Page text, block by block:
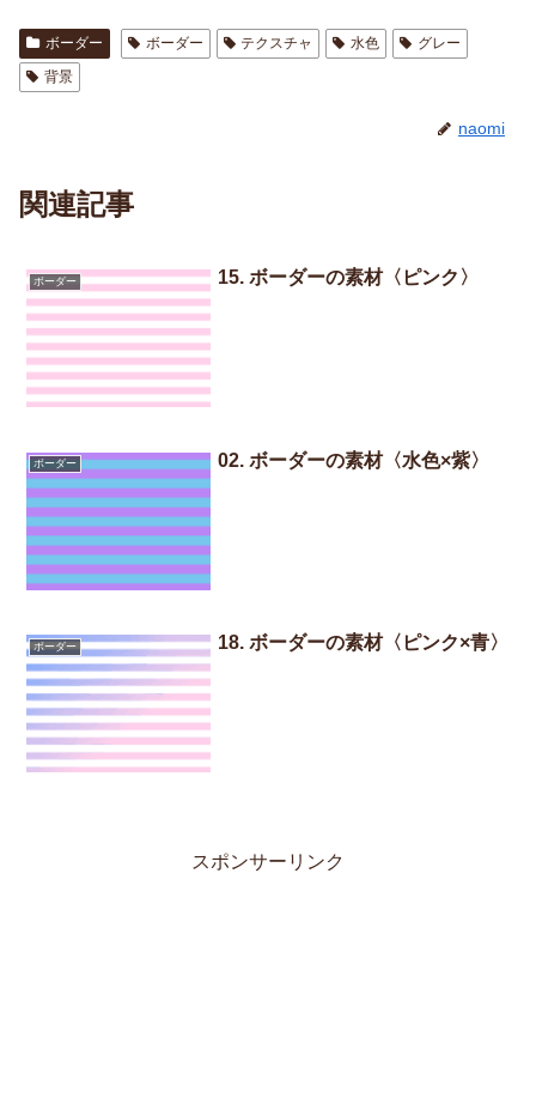
ボーダー ボーダー テクスチャ 水色
グレー
背景
naomi
関連記事
ボーダー 15. ボーダーの素材〈ピンク〉
ボーダー 02. ボーダーの素材〈水色×紫〉
ボーダー 18. ボーダーの素材〈ピンク×青〉
スポンサーリンク